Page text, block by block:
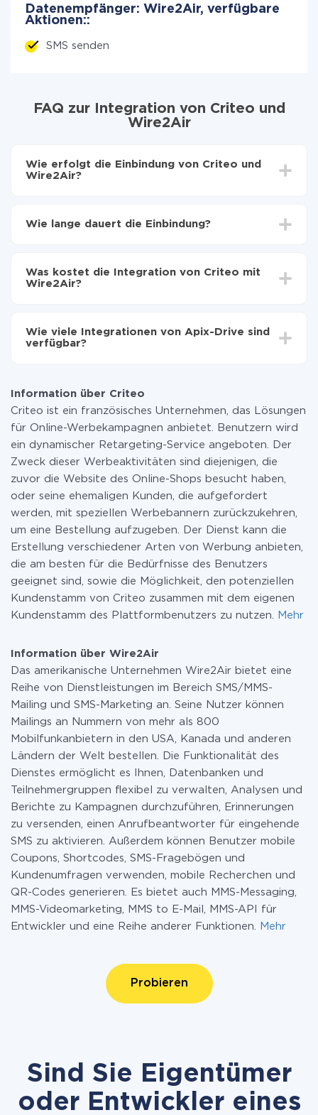
Datenempfänger: Wire2Air, verfügbare
Aktionen::
SMS senden
FAQ zur Integration von Criteo und
Wire2Air
Wie erfolgt die Einbindung von Criteo und
Wire2Air?
übertragen
Wire2Air übertragen
Wie lange dauert die Einbindung?
Im Durchschnitt dauert es 10-15 Minuten.
Was kostet die Integration von Criteo mit
Wire2Air?
zahlen nur für die Datenmenge, die über unseren
Service von einem System auf ein anderes übertragen
Weitere Informationen zu
Wie viele Integrationen von Apix-Drive sind
verfügbar?
Information über Criteo
Criteo ist ein französisches Unternehmen, das Lösungen
für Online-Werbekampagnen anbietet. Benutzern wird
ein dynamischer Retargeting-Service angeboten. Der
Zweck dieser Werbeaktivitäten sind diejenigen, die
zuvor die Website des Online-Shops besucht haben,
oder seine ehemaligen Kunden, die aufgefordert
werden, mit speziellen Werbebannern zurückzukehren,
um eine Bestellung aufzugeben. Der Dienst kann die
Erstellung verschiedener Arten von Werbung anbieten,
die am besten für die Bedürfnisse des Benutzers
geeignet sind, sowie die Möglichkeit, den potenziellen
Kundenstamm von Criteo zusammen mit dem eigenen
Kundenstamm des Plattformbenutzers zu nutzen.
Mehr
Information über Wire2Air
Das amerikanische Unternehmen Wire2Air bietet eine
Reihe von Dienstleistungen im Bereich SMS/MMS-
Mailing und SMS-Marketing an. Seine Nutzer können
Mailings an Nummern von mehr als 800
Mobilfunkanbietern in den USA, Kanada und anderen
Ländern der Welt bestellen. Die Funktionalität des
Dienstes ermöglicht es Ihnen, Datenbanken und
Teilnehmergruppen flexibel zu verwalten, Analysen und
Berichte zu Kampagnen durchzuführen, Erinnerungen
zu versenden, einen Anrufbeantworter für eingehende
SMS zu aktivieren. Außerdem können Benutzer mobile
Coupons, Shortcodes, SMS-Fragebögen und
Kundenumfragen verwenden, mobile Recherchen und
QR-Codes generieren. Es bietet auch MMS-Messaging,
MMS-Videomarketing, MMS to E-Mail, MMS-API für
Entwickler und eine Reihe anderer Funktionen.
Mehr
Probieren
Sind Sie Eigentümer
oder Entwickler eines